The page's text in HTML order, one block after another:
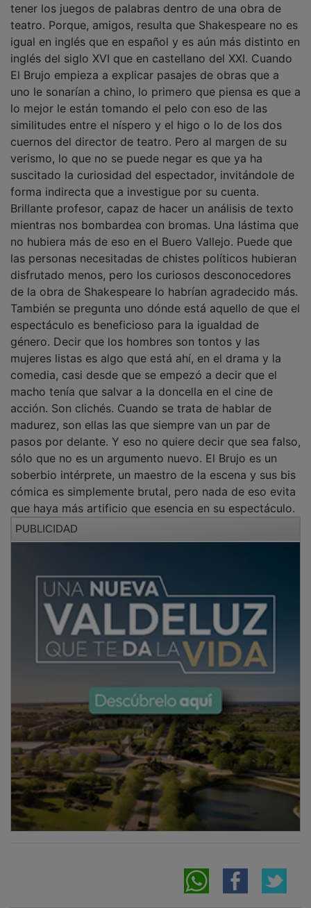
tener los juegos de palabras dentro de una obra de
teatro. Porque, amigos, resulta que Shakespeare no es
igual en inglés que en español y es aún más distinto en
inglés del siglo XVI que en castellano del XXI. Cuando
El Brujo empieza a explicar pasajes de obras que a
uno le sonarían a chino, lo primero que piensa es que a
lo mejor le están tomando el pelo con eso de las
similitudes entre el níspero y el higo o lo de los dos
cuernos del director de teatro. Pero al margen de su
verismo, lo que no se puede negar es que ya ha
suscitado la curiosidad del espectador, invitándole de
forma indirecta que a investigue por su cuenta.
Brillante profesor, capaz de hacer un análisis de texto
mientras nos bombardea con bromas. Una lástima que
no hubiera más de eso en el Buero Vallejo. Puede que
las personas necesitadas de chistes políticos hubieran
disfrutado menos, pero los curiosos desconocedores
de la obra de Shakespeare lo habrían agradecido más.
También se pregunta uno dónde está aquello de que el
espectáculo es beneficioso para la igualdad de
género. Decir que los hombres son tontos y las
mujeres listas es algo que está ahí, en el drama y la
comedia, casi desde que se empezó a decir que el
macho tenía que salvar a la doncella en el cine de
acción. Son clichés. Cuando se trata de hablar de
madurez, son ellas las que siempre van un par de
pasos por delante. Y eso no quiere decir que sea falso,
sólo que no es un argumento nuevo. El Brujo es un
soberbio intérprete, un maestro de la escena y sus bis
cómica es simplemente brutal, pero nada de eso evita
que haya más artificio que esencia en su espectáculo.
PUBLICIDAD